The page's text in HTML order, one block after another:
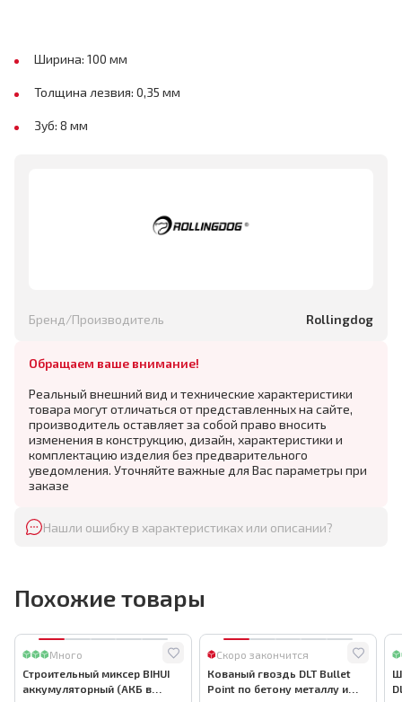
Ширина: 100 мм
Толщина лезвия: 0,35 мм
Зуб: 8 мм
Бренд/Производитель Rollingdog
Обращаем ваше внимание!
Реальный внешний вид и технические характеристики
товара могут отличаться от представленных на сайте,
производитель оставляет за собой право вносить
изменения в конструкцию, дизайн, характеристики и
комплектацию изделия без предварительного
уведомления. Уточняйте важные для Вас параметры при
заказе
Нашли ошибку в характеристиках или описании?
Похожие товары
Много
Строительный миксер BIHUI
аккумуляторный (АКБ в
Скоро закончится
Кованый гвоздь DLT Bullet
Point по бетону металлу и